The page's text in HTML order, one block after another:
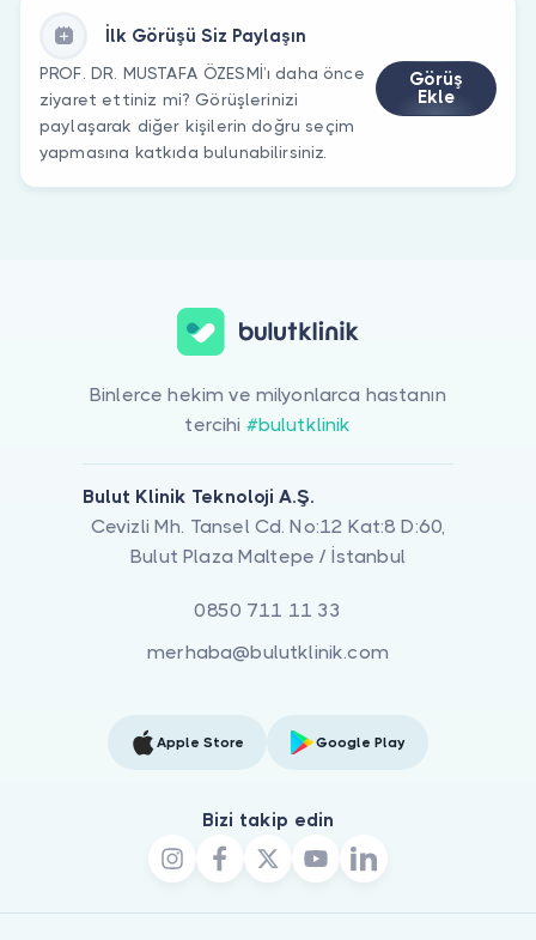
İlk Görüşü Siz Paylaşın
PROF. DR. MUSTAFA ÖZESMİ’ı daha önce
ziyaret ettiniz mi? Görüşlerinizi
paylaşarak diğer kişilerin doğru seçim
yapmasına katkıda bulunabilirsiniz.
Görüş
Ekle
Binlerce hekim ve milyonlarca hastanın
tercihi #bulutklinik
Bulut Klinik Teknoloji A.Ş.
Cevizli Mh. Tansel Cd. No:12 Kat:8 D:60,
Bulut Plaza Maltepe / İstanbul
0850 711 11 33
merhaba@bulutklinik.com
Apple Store Google Play
Bizi takip edin